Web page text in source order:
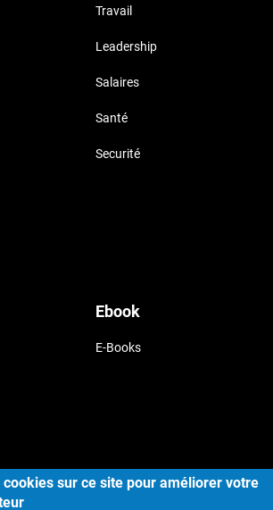
Travail
Leadership
Salaires
Santé
Securité
Ebook
E-Books
cookies sur ce site pour améliorer votre